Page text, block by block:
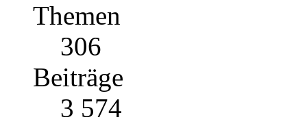
Themen
306
Beiträge
3 574